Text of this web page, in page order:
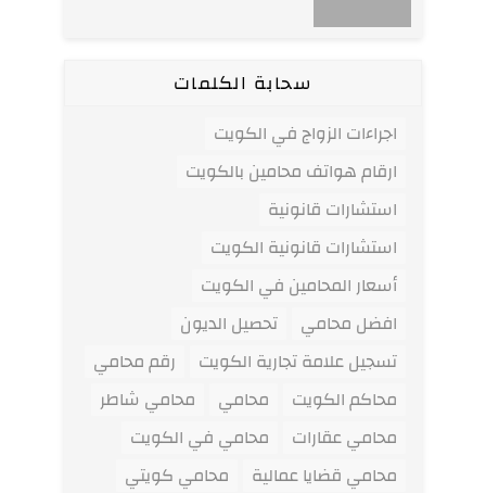
سحابة الكلمات
اجراءات الزواج في الكويت
ارقام هواتف محامين بالكويت
استشارات قانونية
استشارات قانونية الكويت
أسعار المحامين في الكويت
افضل محامي
تحصيل الديون
تسجيل علامة تجارية الكويت
رقم محامي
محاكم الكويت
محامي
محامي شاطر
محامي عقارات
محامي في الكويت
محامي قضايا عمالية
محامي كويتي